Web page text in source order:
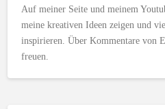
Auf meiner Seite und meinem
meine kreativen Ideen zeigen und
inspirieren. Über Kommentare von
freuen.